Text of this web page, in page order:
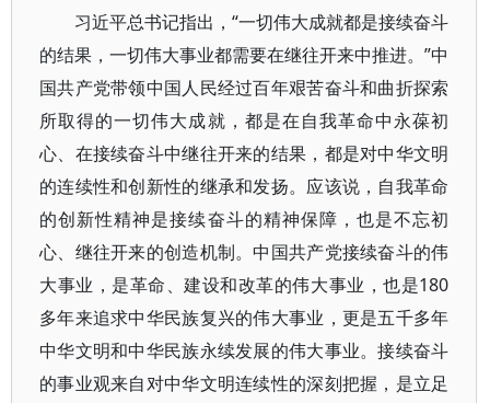
习近平总书记指出，“一切伟大成就都是接续奋斗
的结果，一切伟大事业都需要在继往开来中推进。”中
国共产党带领中国人民经过百年艰苦奋斗和曲折探索
所取得的一切伟大成就，都是在自我革命中永葆初
心、在接续奋斗中继往开来的结果，都是对中华文明
的连续性和创新性的继承和发扬。应该说，自我革命
的创新性精神是接续奋斗的精神保障，也是不忘初
心、继往开来的创造机制。中国共产党接续奋斗的伟
大事业，是革命、建设和改革的伟大事业，也是180
多年来追求中华民族复兴的伟大事业，更是五千多年
中华文明和中华民族永续发展的伟大事业。接续奋斗
的事业观来自对中华文明连续性的深刻把握，是立足